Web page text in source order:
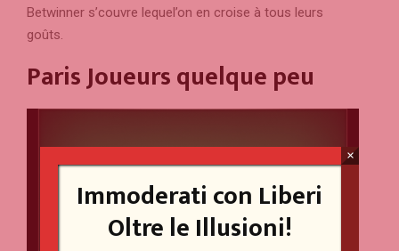
Betwinner s’couvre lequel’on en croise à tous leurs
goûts.
Paris Joueurs quelque peu
Immoderati con Liberi
Oltre le Illusioni!
×